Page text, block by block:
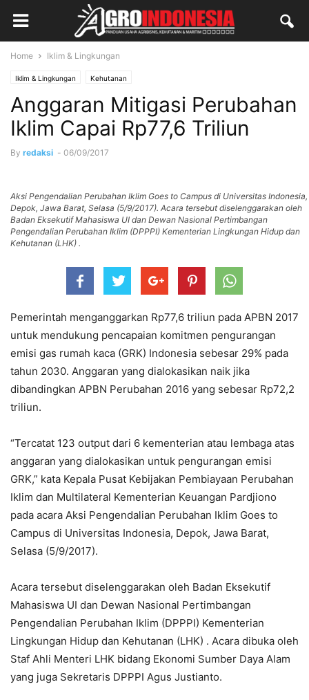
Home Iklim & Lingkungan
Iklim & Lingkungan Kehutanan
Anggaran Mitigasi Perubahan
Iklim Capai Rp77,6 Triliun
By redaksi - 06/09/2017
Aksi Pengendalian Perubahan Iklim Goes to Campus di Universitas Indonesia,
Depok, Jawa Barat, Selasa (5/9/2017). Acara tersebut diselenggarakan oleh
Badan Eksekutif Mahasiswa UI dan Dewan Nasional Pertimbangan
Pengendalian Perubahan Iklim (DPPPI) Kementerian Lingkungan Hidup dan
Kehutanan (LHK) .
Pemerintah menganggarkan Rp77,6 triliun pada APBN 2017
untuk mendukung pencapaian komitmen pengurangan
emisi gas rumah kaca (GRK) Indonesia sebesar 29% pada
tahun 2030. Anggaran yang dialokasikan naik jika
dibandingkan APBN Perubahan 2016 yang sebesar Rp72,2
triliun.
“Tercatat 123 output dari 6 kementerian atau lembaga atas
anggaran yang dialokasikan untuk pengurangan emisi
GRK,” kata Kepala Pusat Kebijakan Pembiayaan Perubahan
Iklim dan Multilateral Kementerian Keuangan Pardjiono
pada acara Aksi Pengendalian Perubahan Iklim Goes to
Campus di Universitas Indonesia, Depok, Jawa Barat,
Selasa (5/9/2017).
Acara tersebut diselenggarakan oleh Badan Eksekutif
Mahasiswa UI dan Dewan Nasional Pertimbangan
Pengendalian Perubahan Iklim (DPPPI) Kementerian
Lingkungan Hidup dan Kehutanan (LHK) . Acara dibuka oleh
Staf Ahli Menteri LHK bidang Ekonomi Sumber Daya Alam
yang juga Sekretaris DPPPI Agus Justianto.